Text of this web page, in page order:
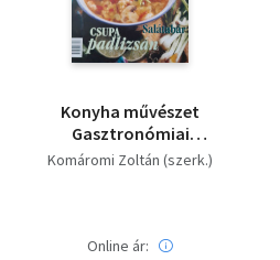
Konyha művészet
Gasztronómiai
magazin - 1999/3
Komáromi Zoltán (szerk.)
Online ár: